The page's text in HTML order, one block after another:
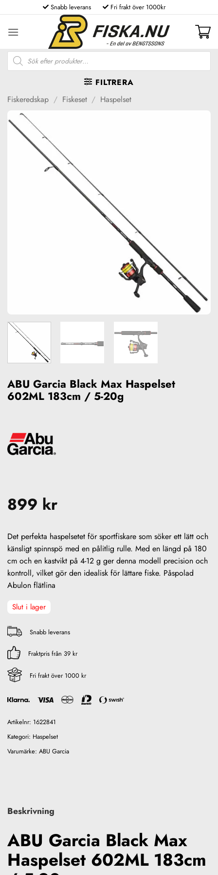
to
content
Snabb leverans Fri frakt över 1000kr
Produktsökning
FILTRERA
Fiskeredskap / Fiskeset / Haspelset
ABU Garcia Black Max Haspelset
602ML 183cm / 5-20g
899 kr
Det perfekta haspelsetet för sportfiskare som söker ett lätt och
känsligt spinnspö med en pålitlig rulle. Med en längd på 180
cm och en kastvikt på 4-12 g ger denna modell precision och
kontroll, vilket gör den idealisk för lättare fiske. Påspolad
Abulon flätlina
Slut i lager
Snabb leverans
Fraktpris från 39 kr
Fri frakt över 1000 kr
Artikelnr: 1622841
Kategori: Haspelset
Varumärke: ABU Garcia
Beskrivning
ABU Garcia Black Max
Haspelset 602ML 183cm